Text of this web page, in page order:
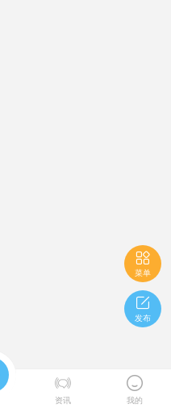

菜单

发布

资讯

我的